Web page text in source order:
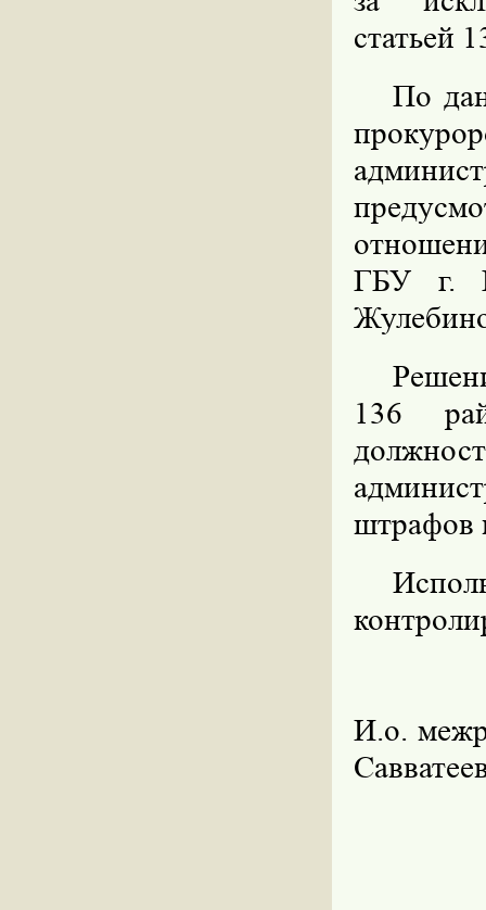
статьей
По
ГБУ г.
136
штрафов
И.о.